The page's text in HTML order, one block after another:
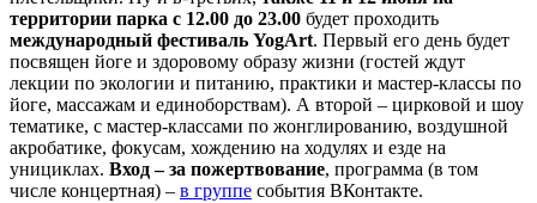
территории парка с 12.00 до 23.00 будет проходить
международный фестиваль YogArt. Первый его день будет
посвящен йоге и здоровому образу жизни (гостей ждут
лекции по экологии и питанию, практики и мастер-классы по
йоге, массажам и единоборствам). А второй – цирковой и шоу
тематике, с мастер-классами по жонглированию, воздушной
акробатике, фокусам, хождению на ходулях и езде на
унициклах. Вход – за пожертвование, программа (в том
числе концертная) – в группе события ВКонтакте.